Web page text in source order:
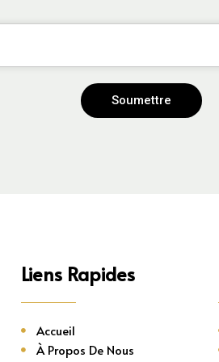
Soumettre
Liens Rapides
Accueil
À Propos De Nous